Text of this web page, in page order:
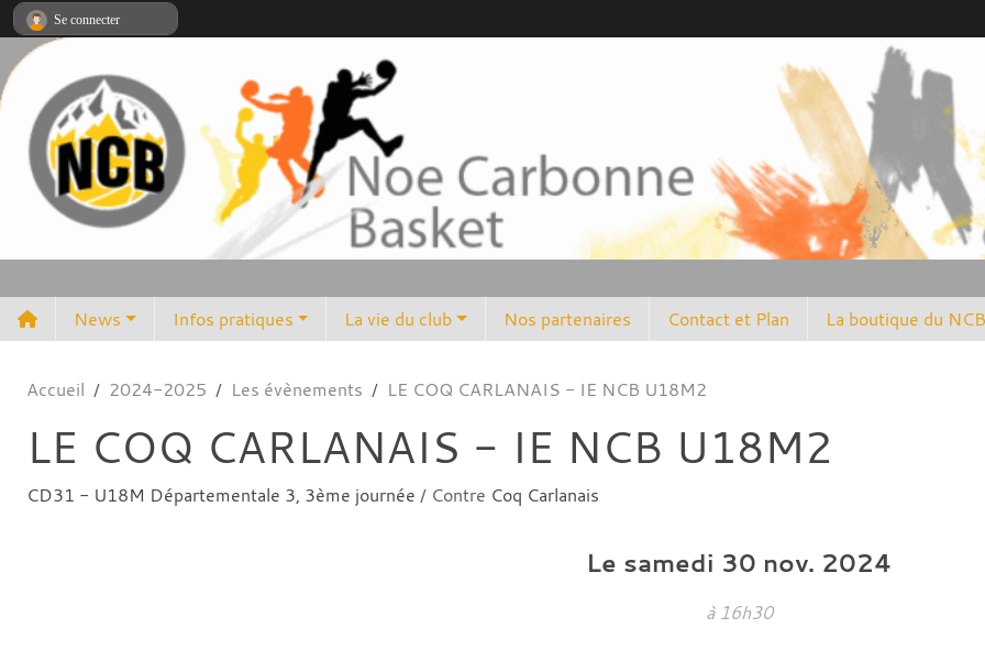
News Infos pratiques La vie du club Nos partenaires Contact et Plan La boutique du NCB
Accueil 2024-2025 Les évènements LE COQ CARLANAIS - IE NCB U18M2
LE COQ CARLANAIS - IE NCB U18M2
CD31 - U18M Départementale 3, 3ème journée / Contre Coq Carlanais
Le samedi 30 nov. 2024
à 16h30
Se connecter
Panneau de gestion des cookies